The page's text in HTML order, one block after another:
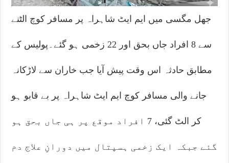
جھل مگسی میں ایم ایٹ شاہراہ پر مسافر کوچ الٹنے
سے 8 افراد جاں بحق اور 22 زخمی ہو گئے۔پولیس کے
مطابق حادثہ اس وقت پیش آیا جب خاران سے لاڑکانہ
جانے والی مسافر کوچ ایم ایٹ شاہراہ پر بے قابو ہو
کر الٹ گئی، 7 افراد موقع پر ہی جاں بحق ہو
گئے جبکہ ایک زخمی ہسپتال میں دورانِ علاج دم